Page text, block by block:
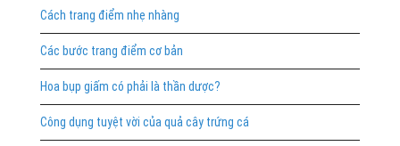
Cách trang điểm nhẹ nhàng
Các bước trang điểm cơ bản
Hoa bụp giấm có phải là thần dược?
Công dụng tuyệt vời của quả cây trứng cá